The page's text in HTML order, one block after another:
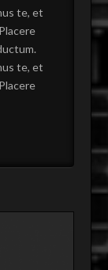
te, et
te, et